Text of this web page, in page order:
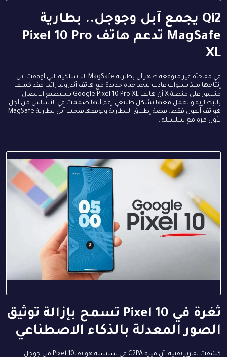
Qi2 يجمع آبل وجوجل.. بطارية
MagSafe تدعم هاتف Pixel 10 Pro
XL
في مفاجأة غير متوقعة ظهر أن بطارية MagSafe اللاسلكية التي أوقفت آبل
إنتاجها منذ سنوات عادت لتجد حياة جديدة مع هاتف أندرويد رائد، فقد كشف
منشور على منصة X أن هاتف Google Pixel 10 Pro XL يستطيع الاتصال
بالبطارية والعمل معها بشكل طبيعي رغم أنها صممت في الأساس من أجل
هواتف آيفون فقط. قصة إطلاق البطارية وتوقفهاقدمت آبل بطارية MagSafe
لأول مرة مع سلسلة...
ثغرة في Pixel 10 تسمح بإزالة توثيق
الصور المعدلة بالذكاء الاصطناعي
كشفت تقارير تقنية، أن ميزة C2PA في سلسلة هواتفPixel 10 من جوجل